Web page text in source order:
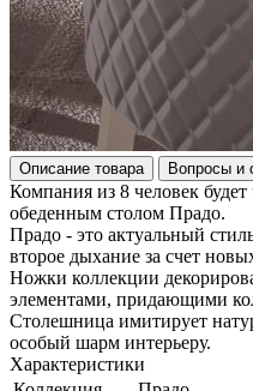
Описание товара Вопросы и
Компания из 8 человек будет
обеденным столом Прадо.
Прадо - это актуальный
второе дыхание за счет
Ножки коллекции
элементами, придающими
Столешница имитирует
особый шарм интерьеру.
Характеристики